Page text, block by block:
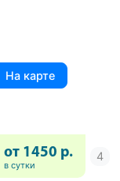
На карте
от 1450 р.
в сутки